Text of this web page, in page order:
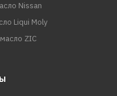
Nissan
Liqui Moly
ZIC